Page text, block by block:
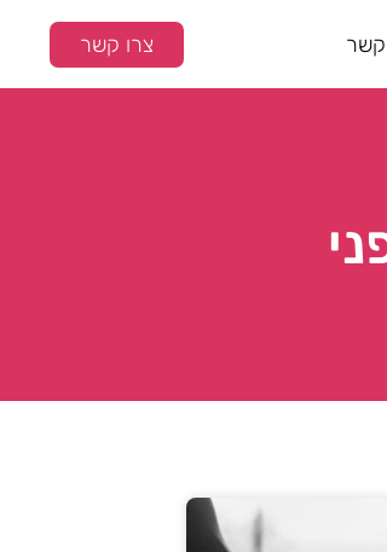
קשר צרו קשר